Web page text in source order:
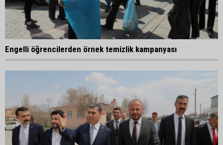
Engelli öğrencilerden örnek temizlik kampanyası